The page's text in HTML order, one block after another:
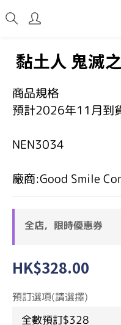
黏土人 鬼滅
商品規格
預計2026年11月到
NEN3034
廠商:Good Smile
全店，限時優惠券
HK$328.00
預訂選項(請選擇)